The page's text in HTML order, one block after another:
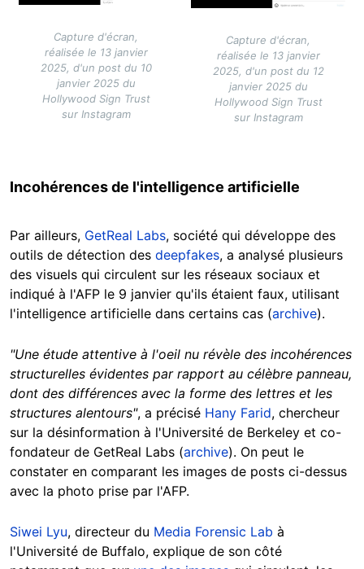
Capture d'écran,
réalisée le 13 janvier
2025, d'un post du 10
janvier 2025 du
Hollywood Sign Trust
sur Instagram
Capture d'écran,
réalisée le 13 janvier
2025, d'un post du 12
janvier 2025 du
Hollywood Sign Trust
sur Instagram
Incohérences de l'intelligence artificielle
Par ailleurs, GetReal Labs, société qui développe des
outils de détection des deepfakes, a analysé plusieurs
des visuels qui circulent sur les réseaux sociaux et
indiqué à l'AFP le 9 janvier qu'ils étaient faux, utilisant
l'intelligence artificielle dans certains cas (archive).
"Une étude attentive à l'oeil nu révèle des incohérences
structurelles évidentes par rapport au célèbre panneau,
dont des différences avec la forme des lettres et les
structures alentours", a précisé Hany Farid, chercheur
sur la désinformation à l'Université de Berkeley et co-
fondateur de GetReal Labs (archive). On peut le
constater en comparant les images de posts ci-dessus
avec la photo prise par l'AFP.
Siwei Lyu, directeur du Media Forensic Lab à
l'Université de Buffalo, explique de son côté